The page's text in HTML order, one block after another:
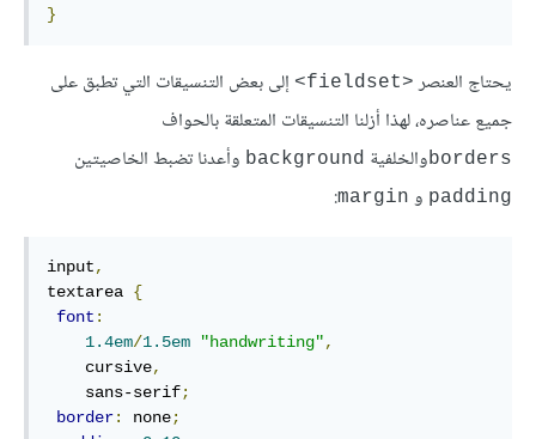
}
يحتاج العنصر <fieldset>
إلى بعض التنسيقات التي تطبق على
جميع عناصره، لهذا أزلنا التنسيقات المتعلقة بالحواف
bordersوالخلفية background وأعدنا تضبط الخاصيتين
padding و margin
:
input,
textarea {
font :
1.4em/1.5em "handwriting",
    cursive
,
    sans-serif
;
border: none;